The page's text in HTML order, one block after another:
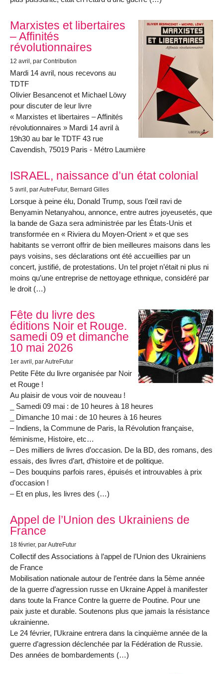
Marxistes et libertaires
– Affinités
révolutionnaires
12 avril , par Contribution
Mardi 14 avril, nous recevons au
TDTF
Olivier Besancenot et Michael Löwy
pour discuter de leur livre
« Marxistes et libertaires – Affinités
révolutionnaires » Mardi 14 avril à
19h30 au bar le TDTF 43 rue
Cavendish, 75019 Paris - Métro Laumière
ISRAEL, naissance d’un état colonial
5 avril , par AutreFutur, Bernard Gilles
Lorsque à peine élu, Donald Trump, sous l’œil ravi de
Benyamin Netanyahou, annonce, entre autres joyeusetés, que
la bande de Gaza sera administrée par les États-Unis et
transformée en « Riviera du Moyen-Orient » et que ses
habitants se verront offrir de bien meilleures maisons dans les
pays voisins, ses déclarations ont été accueillies par un
concert, justifié, de protestations. Un tel projet n’était ni plus ni
moins qu’une entreprise de nettoyage ethnique, considéré par
le droit (…)
Fête du livre des
éditions Noir et Rouge.
samedi 09 et dimanche
10 mai 2026
1er avril , par AutreFutur
Petite Fête du livre organisée par Noir
et Rouge !
Au plaisir de vous voir de nouveau !
_ Samedi 09 mai : de 10 heures à 18 heures
_ Dimanche 10 mai : de 10 heures à 16 heures
– Indiens, la Commune de Paris, la Révolution française,
féminisme, Histoire, etc…
– Des milliers de livres d’occasion. De la BD, des romans, des
essais, des livres d’art, d’histoire et de politique.
– Des bouquins parfois rares, épuisés et introuvables à prix
d’occasion !
– Et en plus, les livres des (…)
Appel de l’Union des Ukrainiens de
France
18 février, par AutreFutur
Collectif des Associations à l’appel de l’Union des Ukrainiens
de France
Mobilisation nationale autour de l’entrée dans la 5ème année
de la guerre d’agression russe en Ukraine Appel à manifester
dans toute la France Contre la guerre de Poutine. Pour une
paix juste et durable. Soutenons plus que jamais la résistance
ukrainienne.
Le 24 février, l’Ukraine entrera dans la cinquième année de la
guerre d’agression déclenchée par la Fédération de Russie.
Des années de bombardements (…)